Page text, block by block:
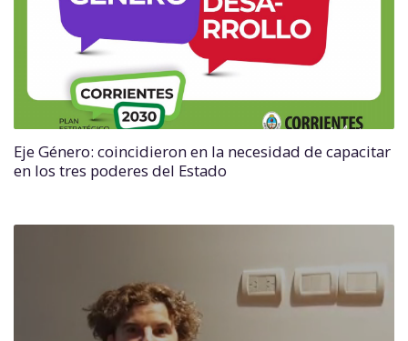
Eje Género: coincidieron en la necesidad de capacitar
en los tres poderes del Estado